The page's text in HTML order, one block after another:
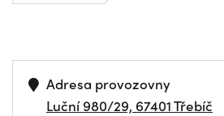
Adresa provozovny
Luční 980/29, 67401 Třebíč